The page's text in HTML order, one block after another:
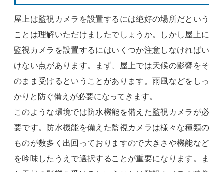
屋上は監視カメラを設置するには絶好の場所だという
ことは理解いただけましたでしょうか。しかし屋上に
監視カメラを設置するにはいくつか注意しなければい
けない点があります。まず、屋上では天候の影響をそ
のまま受けるということがあります。雨風などをしっ
かりと防ぐ備えが必要になってきます。
このような環境では防水機能を備えた監視カメラが必
要です。防水機能を備えた監視カメラは様々な種類の
ものが数多く出回っておりますので大きさや機能など
を吟味したうえで選択することが重要になります。ま